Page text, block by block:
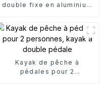
double fixe en aluminium
Kayak de pêche à
pédales pour 2